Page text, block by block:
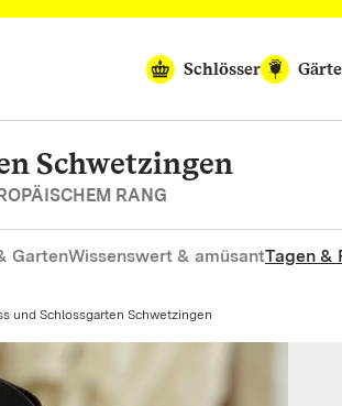
Schlösser
Schwetzingen
RANG
GartenWissenswert & amüsantTagen &
und Schlossgarten Schwetzingen